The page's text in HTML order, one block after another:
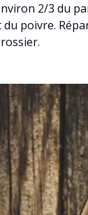
2/3 du
du poivre.